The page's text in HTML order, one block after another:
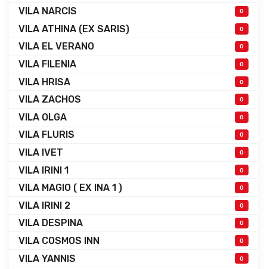
VILA NARCIS 0
VILA ATHINA (EX SARIS) 0
VILA EL VERANO 0
VILA FILENIA 0
VILA HRISA 0
VILA ZACHOS 0
VILA OLGA 0
VILA FLURIS 0
VILA IVET 0
VILA IRINI 1 0
VILA MAGIO ( EX INA 1 ) 0
VILA IRINI 2 0
VILA DESPINA 0
VILA COSMOS INN 0
VILA YANNIS 0